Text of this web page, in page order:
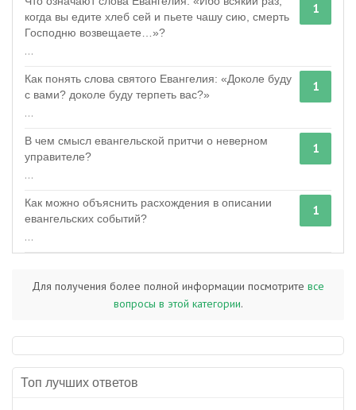
1
когда вы едите хлеб сей и пьете чашу сию, смерть
Господню возвещаете…»?
...
1
Как понять слова святого Евангелия: «Доколе буду
с вами? доколе буду терпеть вас?»
...
1
В чем смысл евангельской притчи о неверном
управителе?
...
1
Как можно объяснить расхождения в описании
евангельских событий?
...
Для получения более полной информации посмотрите все
вопросы в этой категории.
Топ лучших ответов